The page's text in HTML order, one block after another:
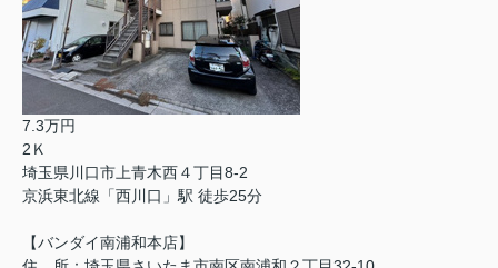
7.3万円
2Ｋ
埼玉県川口市上青木西４丁目8-2
京浜東北線「西川口」駅 徒歩25分
【バンダイ南浦和本店】